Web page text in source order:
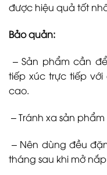
được hiệu quả tốt
Bảo quản:
– Sản phẩm cần
tiếp xúc trực tiếp
cao.
– Tránh xa sản
– Nên dùng đều
tháng sau khi mở